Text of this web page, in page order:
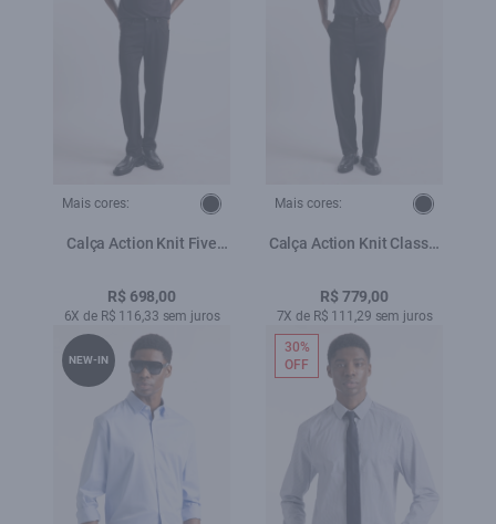
Mais cores:
Calça Action Knit Five
R$ 698,00
6X de R$ 116,33 sem juros
Mais cores:
Calça Action Knit Classic
R$ 779,00
7X de R$ 111,29 sem juros
NEW-IN
30%
OFF